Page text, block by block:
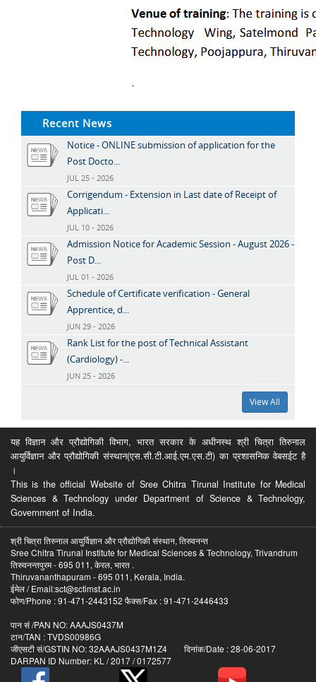
Recent News
Notice - ONLINE submission of application for the
Post Docto...
JUL 25 - 2026
Corrigendum - Extension in Last date of Receipt of
Applicati...
JUL 10 - 2026
Admission Notice for Academic Session - August 2026 -
Post D...
JUL 01 - 2026
Schedule of Certificate verification - General
Apprentice, d...
JUN 29 - 2026
Rank List for the post of Technical Assistant
(Cardiology) -...
JUN 25 - 2026
View All
यह विज्ञान और प्रौद्योगिकी विभाग, भारत सरकार के अधीनस्थ श्री चित्रा तिरुनाल
आयुर्विज्ञान और प्रौद्योगिकी संस्थान(एस.सी.टी.आई.एम.एस.टी) का प्रशासनिक वेबसईट है
।
This is the official Website of Sree Chitra Tirunal Institute for Medical
Sciences & Technology under Department of Science & Technology,
Government of India.
श्री चित्रा तिरुनाल आयुर्विज्ञान और प्रौद्योगिकी संस्थान, तिरुवनन्त
Sree Chitra Tirunal Institute for Medical Sciences & Technology, Trivandrum
तिरुवनन्तपुरम - 695 011, केरल, भारत .
Thiruvananthapuram - 695 011, Kerala, India.
ईमेल / Email:sct@sctimst.ac.in
फोण/Phone : 91-471-2443152 फैक्स/Fax : 91-471-2446433
पान सं /PAN NO: AAAJS0437M
टान/TAN : TVDS00986G
जीएसटी सं/GSTIN NO: 32AAAJS0437M1Z4 दिनांक/Date : 28-06-2017
DARPAN ID Number: KL / 2017 / 0172577